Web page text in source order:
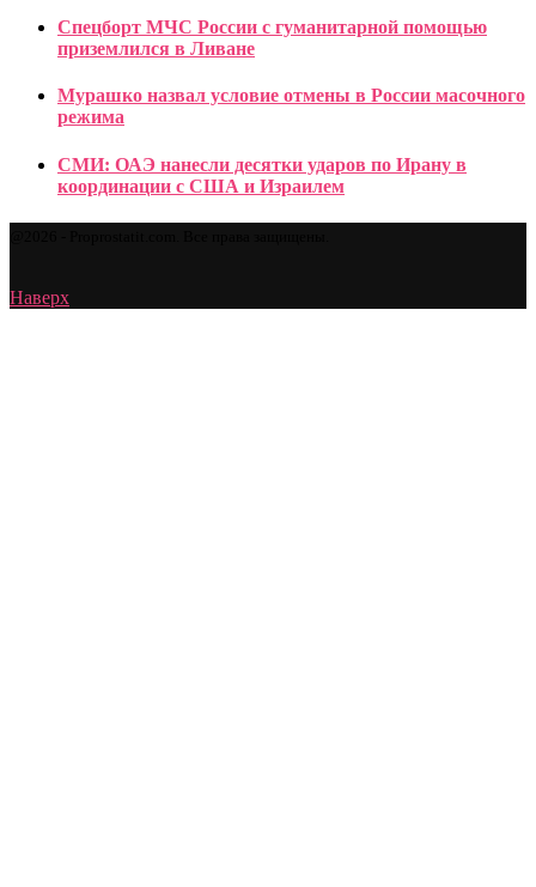
Спецборт МЧС России с гуманитарной помощью
приземлился в Ливане
Мурашко назвал условие отмены в России масочного
режима
СМИ: ОАЭ нанесли десятки ударов по Ирану в
координации с США и Израилем
Наверх